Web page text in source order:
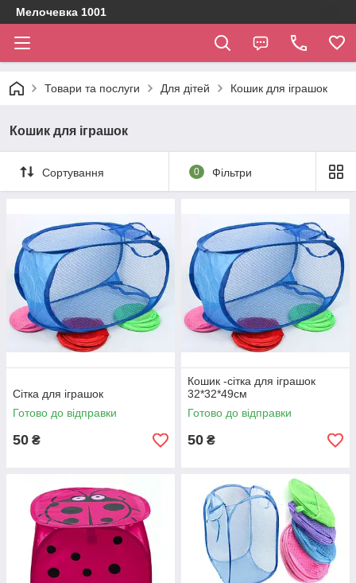
Мелочевка 1001
Товари та послуги Для дітей Кошик для іграшок
Кошик для іграшок
Сортування 0 Фільтри
Сітка для іграшок
Готово до відправки
50 ₴
Кошик -сітка для іграшок
32*32*49см
Готово до відправки
50 ₴